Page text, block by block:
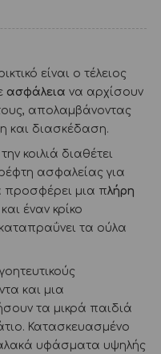
είναι ο τέλειος
ασφάλεια να αρχίσουν
απολαμβάνοντας
και διασκέδαση.
κοιλιά διαθέτει
ασφαλείας για
προσφέρει μια πλήρη
έναν κρίκο
τα ούλα
και μια
τα μικρά παιδιά
Κατασκευασμένο
υφάσματα υψηλής